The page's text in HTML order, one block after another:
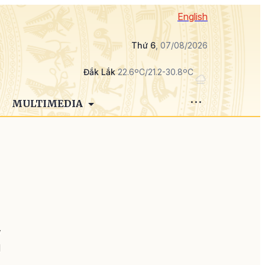
English
Thứ 6, 07/08/2026
Đắk Lắk22.6ºC/21.2-30.8ºC
MULTIMEDIA